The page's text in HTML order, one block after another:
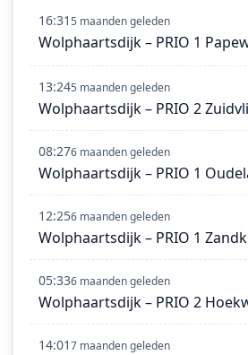
16:315 maanden geleden
Wolphaartsdijk – PRIO 1
13:245 maanden geleden
Wolphaartsdijk – PRIO 2
08:276 maanden geleden
Wolphaartsdijk – PRIO 1
12:256 maanden geleden
Wolphaartsdijk – PRIO 1
05:336 maanden geleden
Wolphaartsdijk – PRIO 2
14:017 maanden geleden